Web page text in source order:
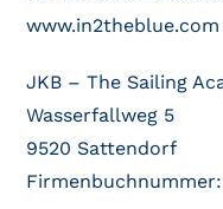
JKB – The Sailing
Wasserfallweg 5
9520 Sattendorf